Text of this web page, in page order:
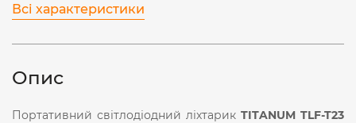
Всі характеристики
Опис
Портативний світлодіодний ліхтарик TITANUM TLF-T23